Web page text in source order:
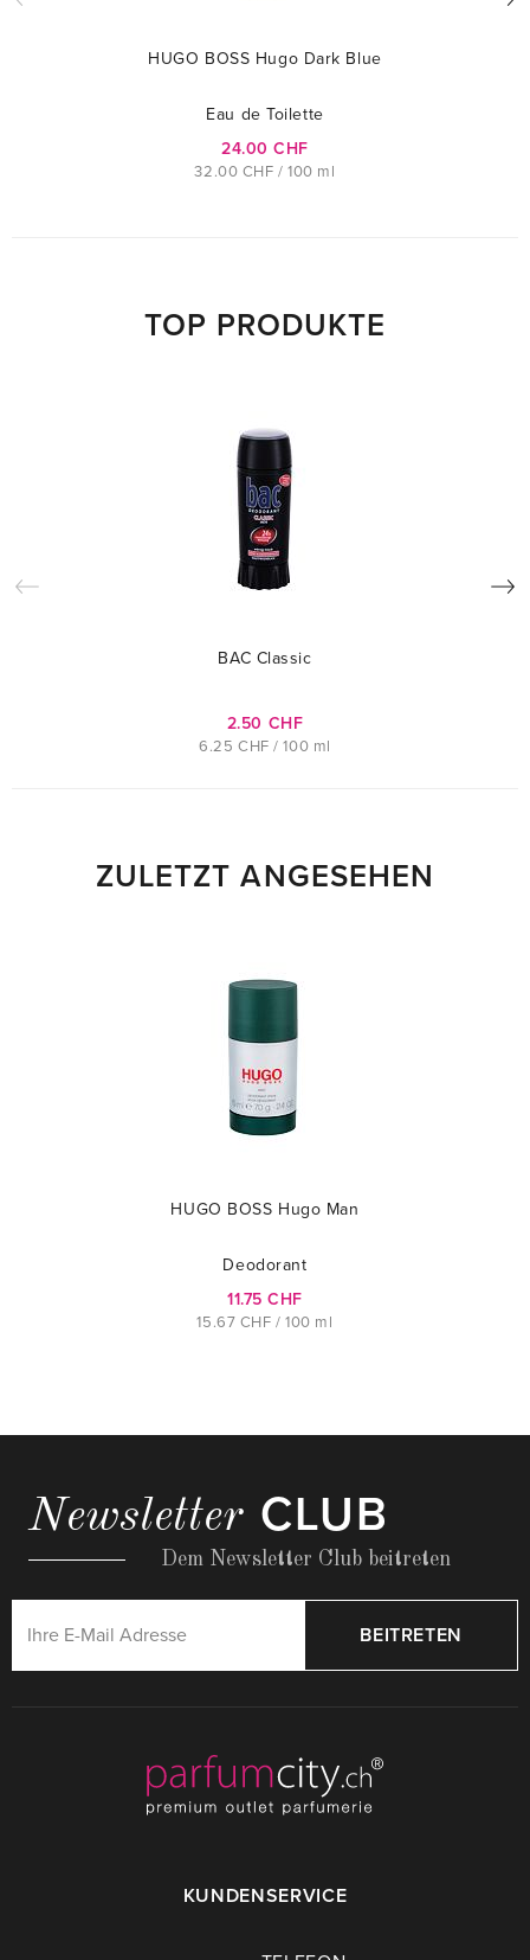
HUGO BOSS Hugo Dark Blue
Eau de Toilette
24.00 CHF
32.00 CHF / 100 ml
TOP PRODUKTE
BAC Classic
2.50 CHF
6.25 CHF / 100 ml
ZULETZT ANGESEHEN
HUGO BOSS Hugo Man
Deodorant
11.75 CHF
15.67 CHF / 100 ml
Newsletter CLUB
Dem Newsletter Club beitreten
BEITRETEN
KUNDENSERVICE